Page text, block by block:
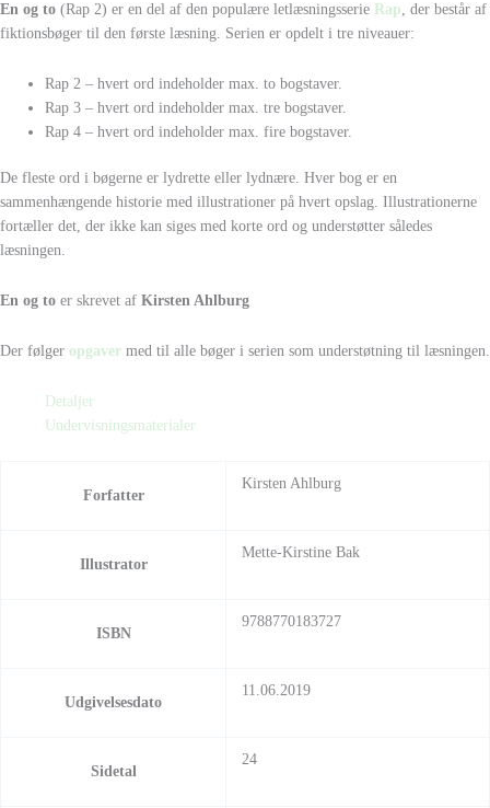
En og to (Rap 2) er en del af den populære letlæsningsserie Rap, der består af
fiktionsbøger til den første læsning. Serien er opdelt i tre niveauer:
Rap 2 – hvert ord indeholder max. to bogstaver.
Rap 3 – hvert ord indeholder max. tre bogstaver.
Rap 4 – hvert ord indeholder max. fire bogstaver.
De fleste ord i bøgerne er lydrette eller lydnære. Hver bog er en
sammenhængende historie med illustrationer på hvert opslag. Illustrationerne
fortæller det, der ikke kan siges med korte ord og understøtter således
læsningen.
En og to er skrevet af Kirsten Ahlburg
Der følger opgaver med til alle bøger i serien som understøtning til læsningen.
Detaljer
Undervisningsmaterialer
Forfatter
Kirsten Ahlburg
Illustrator
Mette-Kirstine Bak
ISBN
9788770183727
Udgivelsesdato
11.06.2019
Sidetal
24